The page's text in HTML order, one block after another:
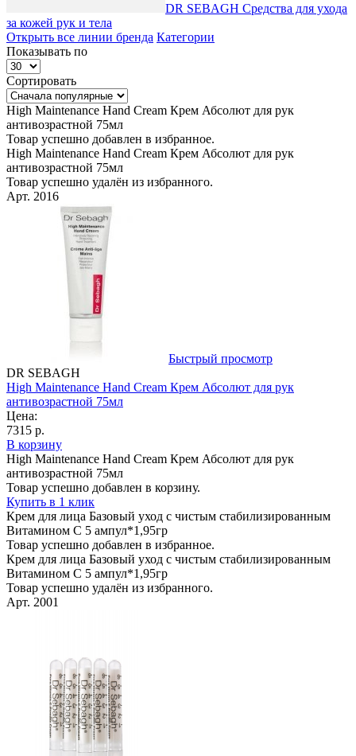
DR SEBAGH Средства для ухода
за кожей рук и тела
Открыть все линии бренда Категории
Показывать по
Сортировать
High Maintenance Hand Cream Крем Абсолют для рук
антивозрастной 75мл
Товар успешно добавлен в избранное.
High Maintenance Hand Cream Крем Абсолют для рук
антивозрастной 75мл
Товар успешно удалён из избранного.
Арт. 2016
Быстрый просмотр
DR SEBAGH
High Maintenance Hand Cream Крем Абсолют для рук
антивозрастной 75мл
Цена:
7315 р.
В корзину
High Maintenance Hand Cream Крем Абсолют для рук
антивозрастной 75мл
Товар успешно добавлен в корзину.
Купить в 1 клик
Крем для лица Базовый уход с чистым стабилизированным
Витамином С 5 ампул*1,95гр
Товар успешно добавлен в избранное.
Крем для лица Базовый уход с чистым стабилизированным
Витамином С 5 ампул*1,95гр
Товар успешно удалён из избранного.
Арт. 2001